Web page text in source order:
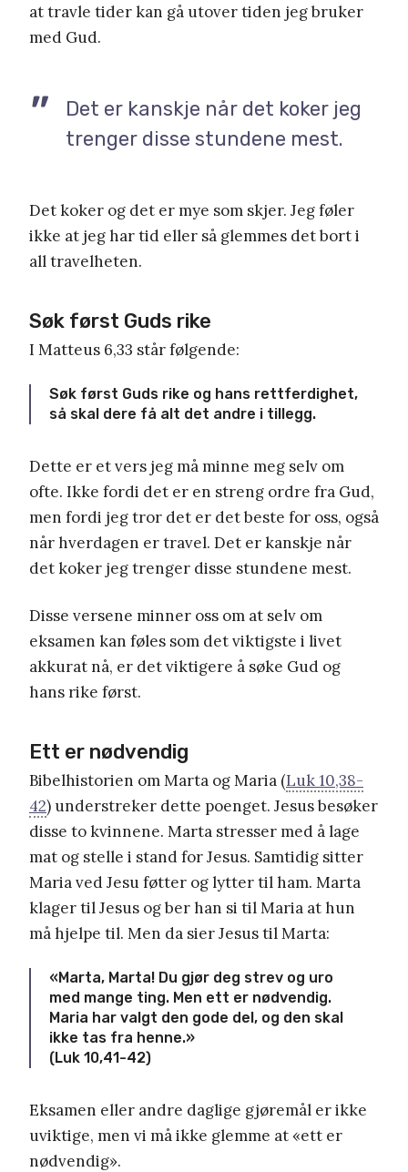
at travle tider kan gå utover tiden jeg bruker
med Gud.
Det er kanskje når det koker jeg
trenger disse stundene mest.
Det koker og det er mye som skjer. Jeg føler
ikke at jeg har tid eller så glemmes det bort i
all travelheten.
Søk først Guds rike
I Matteus 6,33 står følgende:
Søk først Guds rike og hans rettferdighet,
så skal dere få alt det andre i tillegg.
Dette er et vers jeg må minne meg selv om
ofte. Ikke fordi det er en streng ordre fra Gud,
men fordi jeg tror det er det beste for oss, også
når hverdagen er travel. Det er kanskje når
det koker jeg trenger disse stundene mest.
Disse versene minner oss om at selv om
eksamen kan føles som det viktigste i livet
akkurat nå, er det viktigere å søke Gud og
hans rike først.
Ett er nødvendig
Bibelhistorien om Marta og Maria (Luk 10,38-
42) understreker dette poenget. Jesus besøker
disse to kvinnene. Marta stresser med å lage
mat og stelle i stand for Jesus. Samtidig sitter
Maria ved Jesu føtter og lytter til ham. Marta
klager til Jesus og ber han si til Maria at hun
må hjelpe til. Men da sier Jesus til Marta:
«Marta, Marta! Du gjør deg strev og uro
med mange ting. Men ett er nødvendig.
Maria har valgt den gode del, og den skal
ikke tas fra henne.»
(Luk 10,41-42)
Eksamen eller andre daglige gjøremål er ikke
uviktige, men vi må ikke glemme at «ett er
nødvendig».